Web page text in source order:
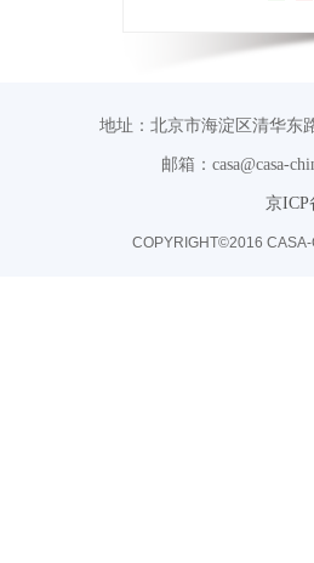
地址：北京市海淀区清华东
邮箱：casa@casa-
京ICP
COPYRIGHT©2016